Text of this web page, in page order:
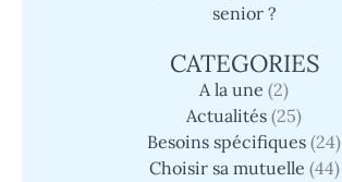
senior ?
CATEGORIES
A la une (2)
Actualités (25)
Besoins spécifiques (24)
Choisir sa mutuelle (44)